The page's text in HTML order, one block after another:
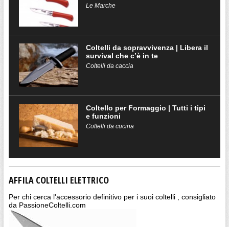
Le Marche
Coltelli da sopravvivenza | Libera il
survival che c’è in te
Coltelli da caccia
Coltello per Formaggio | Tutti i tipi
e funzioni
Coltelli da cucina
AFFILA COLTELLI ELETTRICO
Per chi cerca l'accessorio definitivo per i suoi coltelli , consigliato
da PassioneColtelli.com